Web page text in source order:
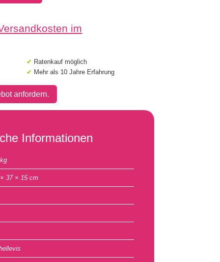
im
✔ Ratenkauf möglich
✔ Mehr als 10 Jahre Erfahrung
anfordern.
Informationen
37 × 15 cm